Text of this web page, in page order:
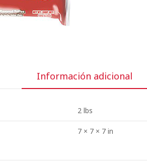
Información adicional
2 lbs
7 × 7 × 7 in